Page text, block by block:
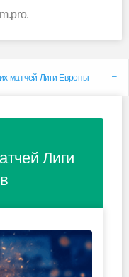
матчей Лиги Европы
Лиги